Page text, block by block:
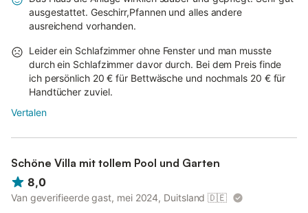
ausgestattet. Geschirr,Pfannen und alles andere
ausreichend vorhanden.
Leider ein Schlafzimmer ohne Fenster und man musste
durch ein Schlafzimmer davor durch. Bei dem Preis finde
ich persönlich 20 € für Bettwäsche und nochmals 20 € für
Handtücher zuviel.
Vertalen
Schöne Villa mit tollem Pool und Garten
8,0
Van geverifieerde gast, mei 2024, Duitsland 🇩🇪